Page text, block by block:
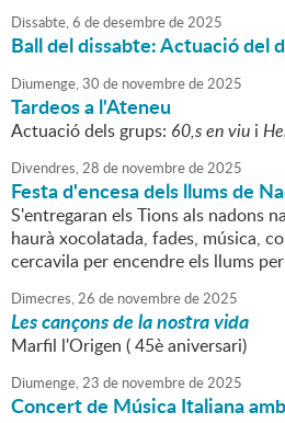
Dissabte,6 dedesembrede2025
Ball del dissabte: Actuació del
Diumenge,30 de novembrede2025
Tardeos a l'Ateneu
Actuació dels grups: 60,s en viu i
Divendres,28 de novembrede2025
Festa d'encesa dels llums de
S'entregaran els Tions als nadons
haurà xocolatada, fades, música,
cercavila per encendre els llums
Dimecres,26 de novembrede2025
Les cançons de la nostra vida
Marfil l'Origen ( 45è aniversari)
Diumenge,23 de novembrede2025
Concert de Música Italiana